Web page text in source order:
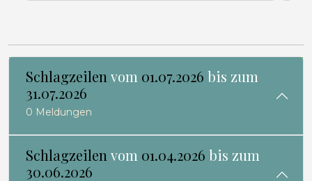
Schlagzeilen vom 01.07.2026 bis zum
31.07.2026
0 Meldungen
Schlagzeilen vom 01.04.2026 bis zum
30.06.2026